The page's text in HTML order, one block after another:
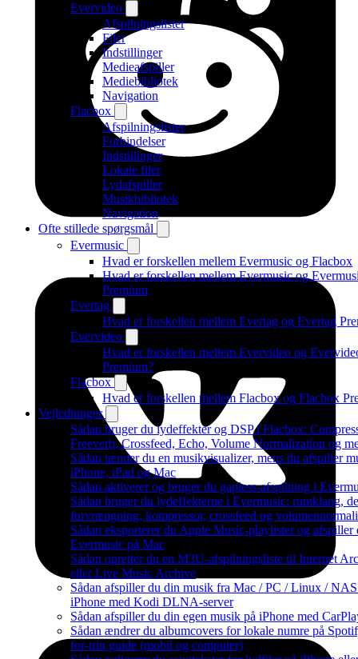
Evervideo
Afspilningslister
Filer
Indstillinger
Medieafspiller
Mediebibliotek
Navigation
Flacbox
Afspilningslister
Forbindelser
Indstillinger
Lokale filer
Lydafspiller
Musikbibliotek
Navigation
Ofte stillede spørgsmål
Evermusic
Hvad er forskellen mellem Evermusic og Flacbox
Hvad er forskellen mellem Evermusic og
Premium
Evertag
Hvad er forskellen mellem Evertag og Evertag
Evervideo
Hvad er forskellen mellem Evervideo og
Premium?
Flacbox
Hvad er forskellen mellem Flacbox og Flacbox
Vejledninger
Sådan bruger du lydeffekter og DSP i Flacbox:
Freeverb, Crossfeed, Echo, Volume Normalization og
Sådan tænder du en musikvisualizer, mens du afspiller
iPhone, iPad og Mac
Sådan aktiverer og bruger du gapless-afspilning i
Sådan bruger du lydeffekterne i Evermusic: rumklang,
forvrængning, kompressor, crossfeed og
Sådan eksporterer du Apple Music-playlister og afspiller
Evermusic på Mac
Sådan opretter du en M3U-afspilningsliste til Internet
eller Live Music Archive
Sådan afspiller du din musik fra Mac / PC / Linux /
iPhone med Kodi DLNA-server
Sådan afspiller du din egen musik på iPhone med
Sådan ændrer du albumcovers for lokale numre på
for-trin guide (mobil og computer)